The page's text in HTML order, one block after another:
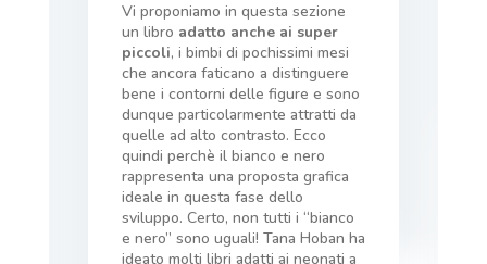
Vi proponiamo in questa sezione
un libro adatto anche ai super
piccoli, i bimbi di pochissimi mesi
che ancora faticano a distinguere
bene i contorni delle figure e sono
dunque particolarmente attratti da
quelle ad alto contrasto. Ecco
quindi perchè il bianco e nero
rappresenta una proposta grafica
ideale in questa fase dello
sviluppo. Certo, non tutti i “bianco
e nero” sono uguali! Tana Hoban ha
ideato molti libri adatti ai neonati a